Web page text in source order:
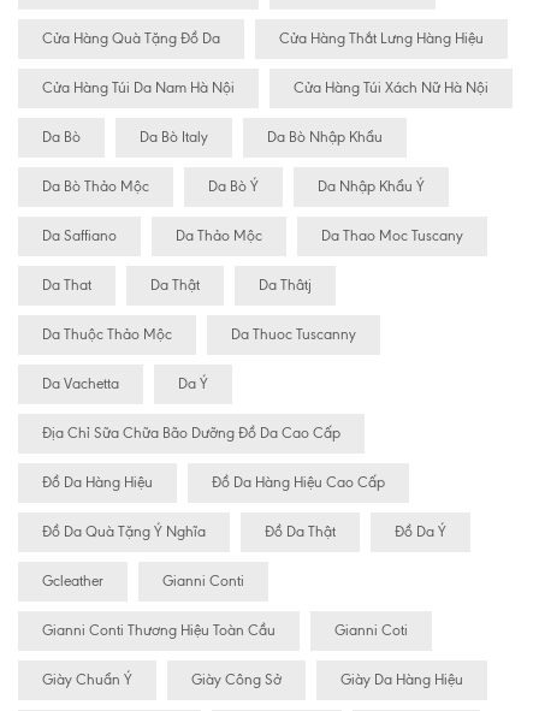
Cửa Hàng Quà Tặng Đồ Da Cửa Hàng Thắt Lưng Hàng Hiệu
Cửa Hàng Túi Da Nam Hà Nội Cửa Hàng Túi Xách Nữ Hà Nội
Da Bò Da Bò Italy Da Bò Nhập Khẩu
Da Bò Thảo Mộc Da Bò Ý Da Nhập Khẩu Ý
Da Saffiano Da Thảo Mộc Da Thao Moc Tuscany
Da That Da Thật Da Thâtj
Da Thuộc Thảo Mộc Da Thuoc Tuscanny
Da Vachetta Da Ý
Địa Chỉ Sữa Chữa Bão Dưỡng Đồ Da Cao Cấp
Đồ Da Hàng Hiệu Đồ Da Hàng Hiệu Cao Cấp
Đồ Da Quà Tặng Ý Nghĩa Đồ Da Thật Đồ Da Ý
Gcleather Gianni Conti
Gianni Conti Thương Hiệu Toàn Cầu Gianni Coti
Giày Chuẩn Ý Giày Công Sở Giày Da Hàng Hiệu